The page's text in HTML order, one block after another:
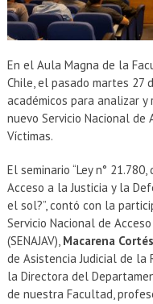
En el Aula Magna de la
Chile, el pasado martes 27
académicos para analizar
nuevo Servicio Nacional de
Víctimas.
El seminario “Ley n°
Acceso a la Justicia y la
el sol?”, contó con la
Servicio Nacional de
(SENAJAV), Macarena Cortés
de Asistencia Judicial de la
la Directora del
de nuestra Facultad,